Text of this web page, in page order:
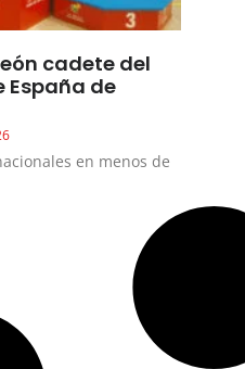
cadete del
España de
en menos de